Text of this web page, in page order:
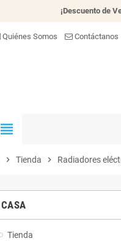
¡Descuento de
Quiénes Somos Contáctanos
view_headline
chevron_right Tienda chevron_right Radiadores
CASA
Tienda